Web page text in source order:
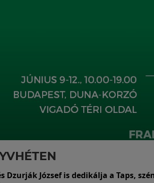
Dzurják József is dedikálja a Taps,